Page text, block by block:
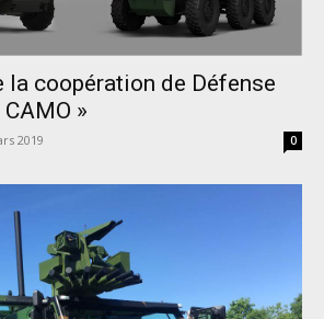
la coopération de Défense
»
2019 0